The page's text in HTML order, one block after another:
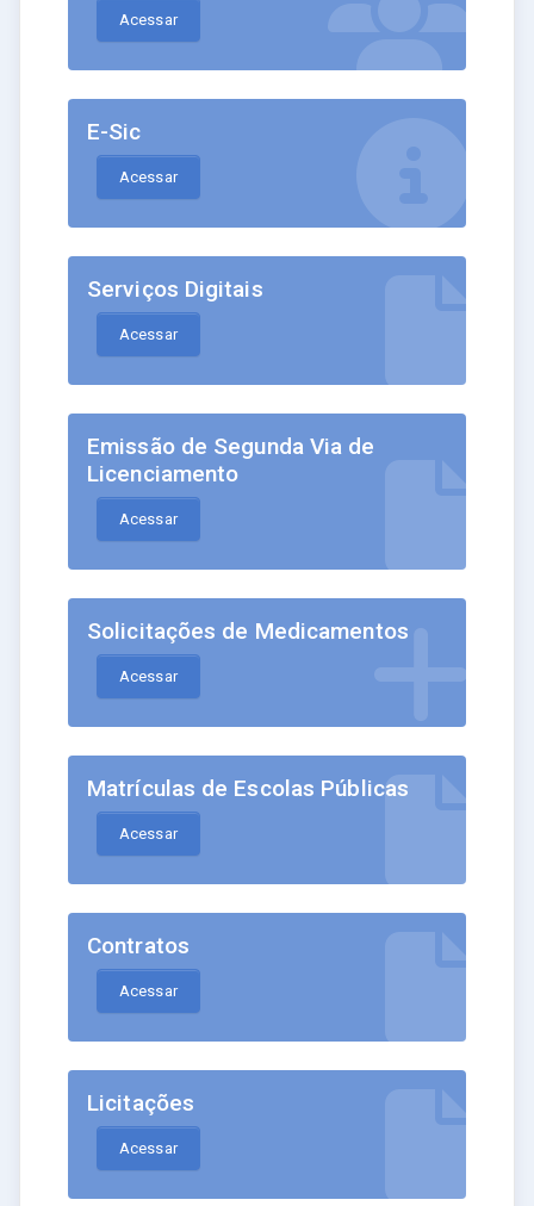
Acessar
E-Sic
Acessar
Serviços Digitais
Acessar
Emissão de Segunda Via de
Licenciamento
Acessar
Solicitações de Medicamentos
Acessar
Matrículas de Escolas Públicas
Acessar
Contratos
Acessar
Licitações
Acessar